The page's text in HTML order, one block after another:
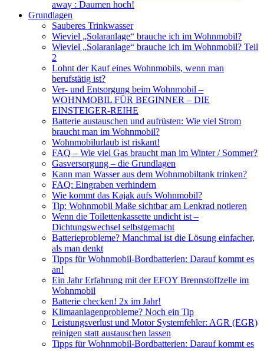
away : Daumen hoch!
Grundlagen
Sauberes Trinkwasser
Wieviel „Solaranlage“ brauche ich im Wohnmobil?
Wieviel „Solaranlage“ brauche ich im Wohnmobil? Teil
2
Lohnt der Kauf eines Wohnmobils, wenn man
berufstätig ist?
Ver- und Entsorgung beim Wohnmobil –
WOHNMOBIL FÜR BEGINNER – DIE
EINSTEIGER-REIHE
Batterie austauschen und aufrüsten: Wie viel Strom
braucht man im Wohnmobil?
Wohnmobilurlaub ist riskant!
FAQ – Wie viel Gas braucht man im Winter / Sommer?
Gasversorgung – die Grundlagen
Kann man Wasser aus dem Wohnmobiltank trinken?
FAQ: Eingraben verhindern
Wie kommt das Kajak aufs Wohnmobil?
Tip: Wohnmobil Maße sichtbar am Lenkrad notieren
Wenn die Toilettenkassette undicht ist –
Dichtungswechsel selbstgemacht
Batterieprobleme? Manchmal ist die Lösung einfacher,
als man denkt
Tipps für Wohnmobil-Bordbatterien: Darauf kommt es
an!
Ein Jahr Erfahrung mit der EFOY Brennstoffzelle im
Wohnmobil
Batterie checken! 2x im Jahr!
Klimaanlagenprobleme? Noch ein Tip
Leistungsverlust und Motor Systemfehler: AGR (EGR)
reinigen statt austauschen lassen
Tipps für Wohnmobil-Bordbatterien: Darauf kommt es